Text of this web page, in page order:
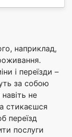
наприклад,
і переїзди –
за собою
не
стикаєшся
переїзд
послуги